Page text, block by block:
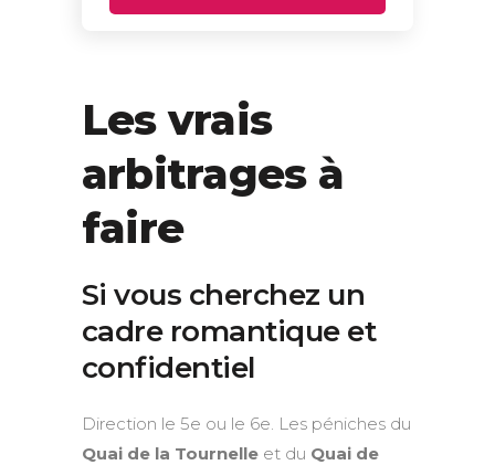
Les vrais
arbitrages à
faire
Si vous cherchez un
cadre romantique et
confidentiel
Direction le 5e ou le 6e. Les péniches du
Quai de la Tournelle et du Quai de